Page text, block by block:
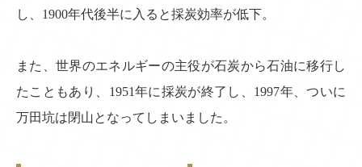
し、1900年代後半に入ると採炭効率が低下。
また、世界のエネルギーの主役が石炭から石油に移行し
たこともあり、1951年に採炭が終了し、1997年、ついに
万田坑は閉山となってしまいました。